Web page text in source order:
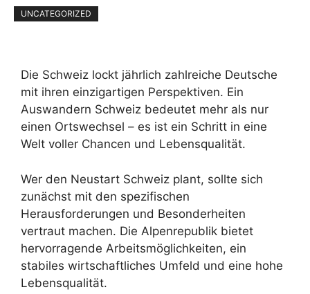
UNCATEGORIZED
Die Schweiz lockt jährlich zahlreiche Deutsche
mit ihren einzigartigen Perspektiven. Ein
Auswandern Schweiz bedeutet mehr als nur
einen Ortswechsel – es ist ein Schritt in eine
Welt voller Chancen und Lebensqualität.
Wer den Neustart Schweiz plant, sollte sich
zunächst mit den spezifischen
Herausforderungen und Besonderheiten
vertraut machen. Die Alpenrepublik bietet
hervorragende Arbeitsmöglichkeiten, ein
stabiles wirtschaftliches Umfeld und eine hohe
Lebensqualität.